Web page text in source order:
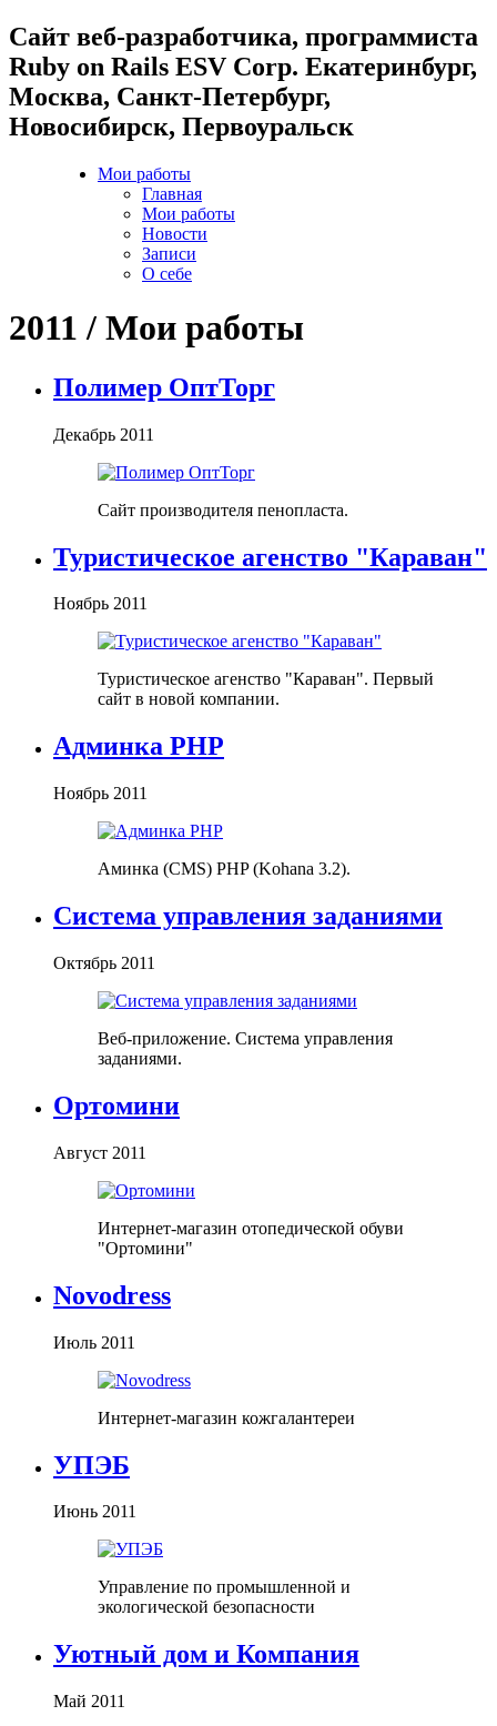
Cайт веб-разработчика, программиста
Ruby on Rails ESV Corp. Екатеринбург,
Москва, Санкт-Петербург,
Новосибирск, Первоуральск
Мои работы
Главная
Мои работы
Новости
Записи
О себе
2011 / Мои работы
Полимер ОптТорг
Декабрь 2011
Сайт производителя пенопласта.
Туристическое агенство "Караван"
Ноябрь 2011
Туристическое агенство "Караван". Первый
сайт в новой компании.
Админка PHP
Ноябрь 2011
Аминка (CMS) PHP (Kohana 3.2).
Система управления заданиями
Октябрь 2011
Веб-приложение. Система управления
заданиями.
Ортомини
Август 2011
Интернет-магазин отопедической обуви
"Ортомини"
Novodress
Июль 2011
Интернет-магазин кожгалантереи
УПЭБ
Июнь 2011
Управление по промышленной и
экологической безопасности
Уютный дом и Компания
Май 2011